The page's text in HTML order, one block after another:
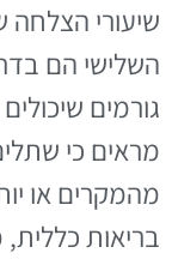
שיעורי הצלחה
השלישי הם
גורמים
מהמקרים או
בריאות כללית,